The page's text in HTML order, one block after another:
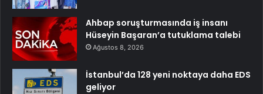
Ahbap soruşturmasında iş insanı
Hüseyin Başaran’a tutuklama talebi
Ağustos 8, 2026
İstanbul’da 128 yeni noktaya daha EDS
geliyor